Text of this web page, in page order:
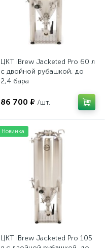
ЦКТ iBrew Jacketed Pro 60 л
с двойной рубашкой, до
2,4 бара
86 700 ₽ /шт.
Новинка
ЦКТ iBrew Jacketed Pro 105